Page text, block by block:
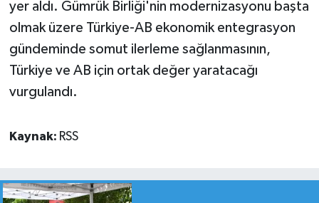
yer aldı. Gümrük Birliği'nin modernizasyonu başta
olmak üzere Türkiye-AB ekonomik entegrasyon
gündeminde somut ilerleme sağlanmasının,
Türkiye ve AB için ortak değer yaratacağı
vurgulandı.
Kaynak: RSS